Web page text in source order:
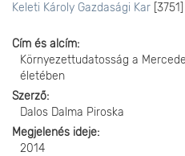
Keleti Károly Gazdasági Kar [3751]
Cím és alcím
Környezettudatosság a
életében
Szerző
Dalos Dalma Piroska
Megjelenés ideje
2014